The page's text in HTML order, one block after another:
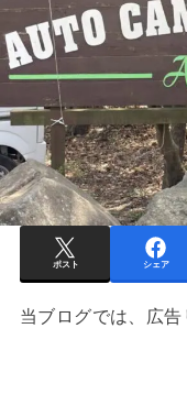
ポスト シェア
当ブログでは、広告